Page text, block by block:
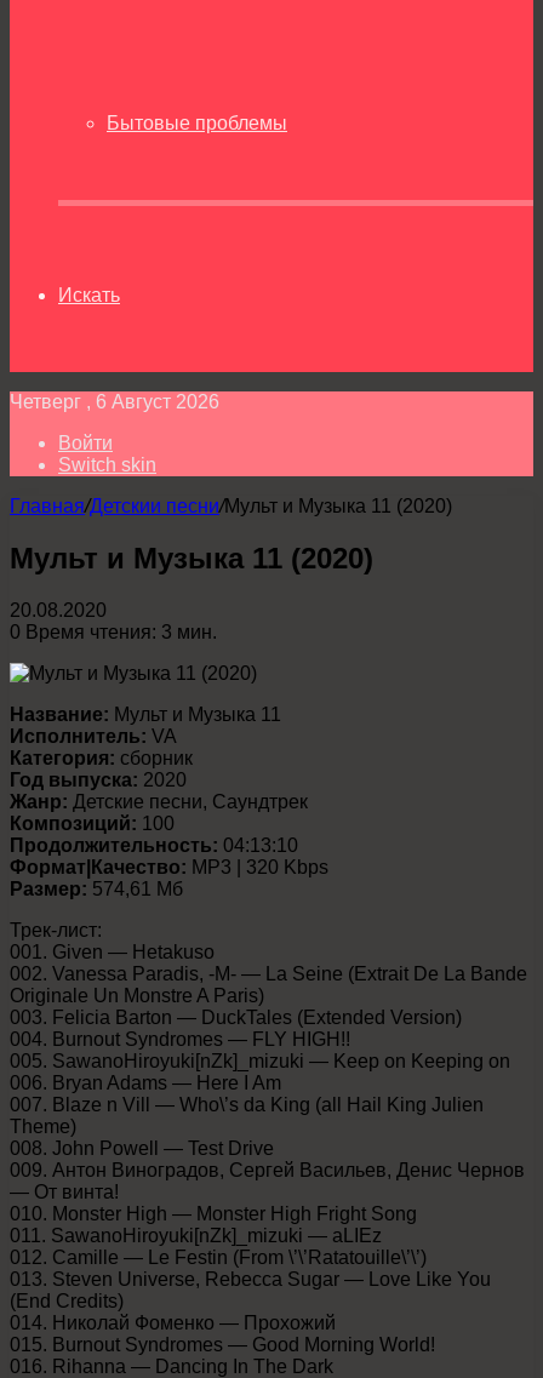
Бытовые проблемы
Искать
Четверг , 6 Август 2026
Войти
Switch skin
Главная/Детскии песни/Мульт и Музыка 11 (2020)
Мульт и Музыка 11 (2020)
20.08.2020
0 Время чтения: 3 мин.
Название: Мульт и Музыка 11
Исполнитель: VA
Категория: сборник
Год выпуска: 2020
Жанр: Детские песни, Саундтрек
Композиций: 100
Продолжительность: 04:13:10
Формат|Качество: MP3 | 320 Kbps
Размер: 574,61 Мб
Трек-лист:
001. Given — Hetakuso
002. Vanessa Paradis, -M- — La Seine (Extrait De La Bande
Originale Un Monstre A Paris)
003. Felicia Barton — DuckTales (Extended Version)
004. Burnout Syndromes — FLY HIGH!!
005. SawanoHiroyuki[nZk]_mizuki — Keep on Keeping on
006. Bryan Adams — Here I Am
007. Blaze n Vill — Who\’s da King (all Hail King Julien
Theme)
008. John Powell — Test Drive
009. Антон Виноградов, Сергей Васильев, Денис Чернов
— От винта!
010. Monster High — Monster High Fright Song
011. SawanoHiroyuki[nZk]_mizuki — aLIEz
012. Camille — Le Festin (From \’\’Ratatouille\’\’)
013. Steven Universe, Rebecca Sugar — Love Like You
(End Credits)
014. Николай Фоменко — Прохожий
015. Burnout Syndromes — Good Morning World!
016. Rihanna — Dancing In The Dark